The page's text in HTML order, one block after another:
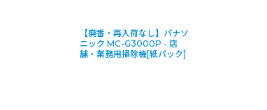
【廃番・再入荷なし】パナソ
ニック MC-G3000P - 店
舗・業務用掃除機[紙パック]